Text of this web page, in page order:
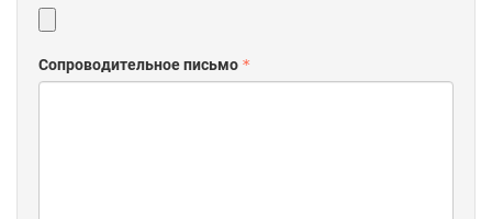
Сопроводительное письмо